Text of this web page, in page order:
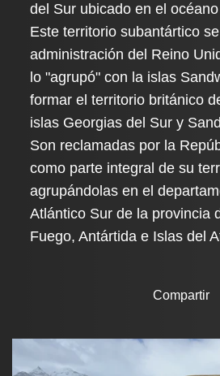
del Sur ubicado en el
Este territorio subantártico
administración del Reino
lo "agrupó" con la islas
formar el territorio británico
islas Georgias del Sur y
Son reclamadas por la
como parte integral de su
agrupándolas en el
Atlántico Sur de la provincia
Fuego, Antártida e Islas del
Compartir